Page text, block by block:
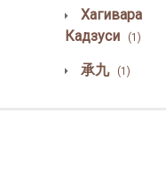
Хагивара
Кадзуси
(1)
承九 (1)